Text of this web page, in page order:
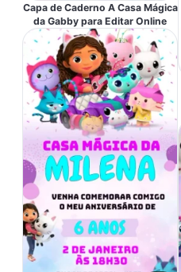
Capa de Caderno A Casa Mágica
da Gabby para Editar Online